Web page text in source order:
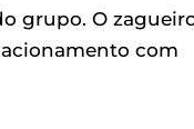
grupo. O
com